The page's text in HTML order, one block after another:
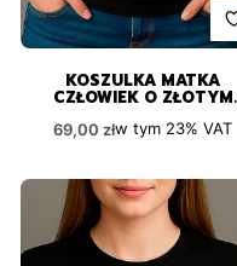
KOSZULKA MATKA
CZŁOWIEK O ZŁOTYM
SERDUSZKAMI
Cena brutto
69,00 złw tym 23%VAT